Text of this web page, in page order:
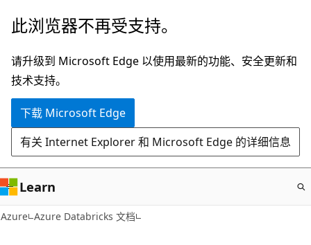
跳
主
要
内
此浏览器不再受支持。
请升级到 Microsoft Edge 以使用最新的功能、安全更新和
技术支持。
下载 Microsoft Edge
有关 Internet Explorer 和 Microsoft Edge 的详细信息
Learn
Azure Azure Databricks 文档